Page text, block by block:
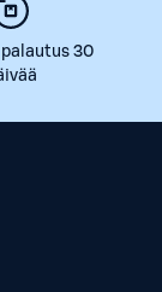
palautus 30